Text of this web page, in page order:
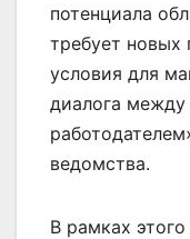
потенциала
требует
условия для
диалога между
ведомства.
В рамках